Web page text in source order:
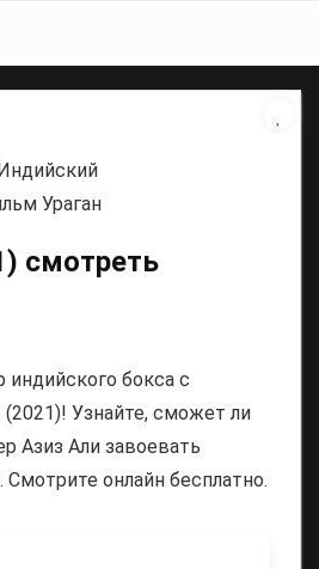
смотреть
индийского бокса с
Узнайте, сможет ли
Азиз Али завоевать
онлайн бесплатно.